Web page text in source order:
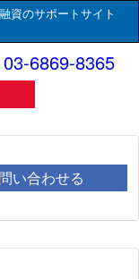
資のサポートサイト
03-6869-8365
い合わせる